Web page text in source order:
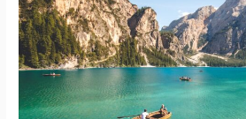
je
brengt
en
hoe
het